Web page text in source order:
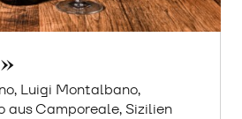
Luigi Montalbano,
aus Camporeale, Sizilien